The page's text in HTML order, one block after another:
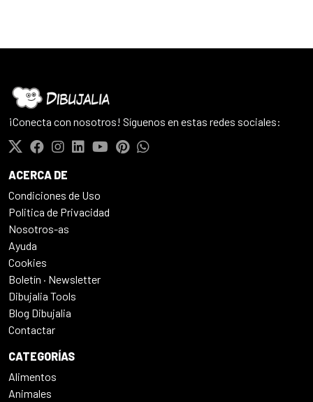
¡Conecta con nosotros! Síguenos en estas redes sociales:
ACERCA DE
Condiciones de Uso
Politica de Privacidad
Nosotros-as
Ayuda
Cookies
Boletín · Newsletter
Dibujalia Tools
Blog Dibujalia
Contactar
CATEGORÍAS
Alimentos
Animales